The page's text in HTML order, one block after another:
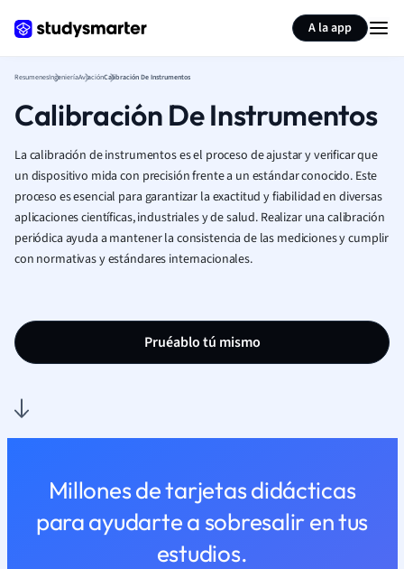
A la app
ResumenesIngenieríaAviaciónCalibración De Instrumentos
Calibración De Instrumentos
La calibración de instrumentos es el proceso de ajustar y verificar que
un dispositivo mida con precisión frente a un estándar conocido. Este
proceso es esencial para garantizar la exactitud y fiabilidad en diversas
aplicaciones científicas, industriales y de salud. Realizar una calibración
periódica ayuda a mantener la consistencia de las mediciones y cumplir
con normativas y estándares internacionales.
Pruéablo tú mismo
Millones de tarjetas didácticas
para ayudarte a sobresalir en tus
estudios.
Resumir página